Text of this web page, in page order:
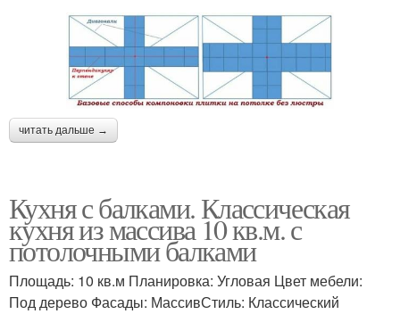
читать дальше →
Кухня с балками. Классическая
кухня из массива 10 кв.м. с
потолочными балками
Площадь: 10 кв.м Планировка: Угловая Цвет мебели:
Под дерево Фасады: МассивСтиль: Классический